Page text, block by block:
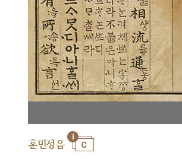
훈민정음